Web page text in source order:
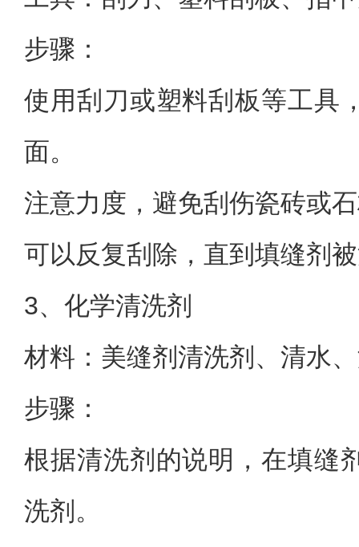
步骤：
使用刮刀或塑料刮板等工具
面。
注意力度，避免刮伤瓷砖或
可以反复刮除，直到填缝剂
3、化学清洗剂
材料：美缝剂清洗剂、清水
步骤：
根据清洗剂的说明，在填缝
洗剂。